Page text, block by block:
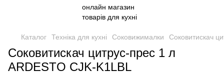
Каталог Техніка для кухні Соковижималки Соковитискач
Соковитискач цитрус-прес 1 л
ARDESTO CJK-K1LBL